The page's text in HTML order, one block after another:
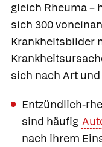
gleich Rheuma –
sich 300
Krankheitsbilder
sich nach Art
Entzündlich-
sind häufig
nach ihrem